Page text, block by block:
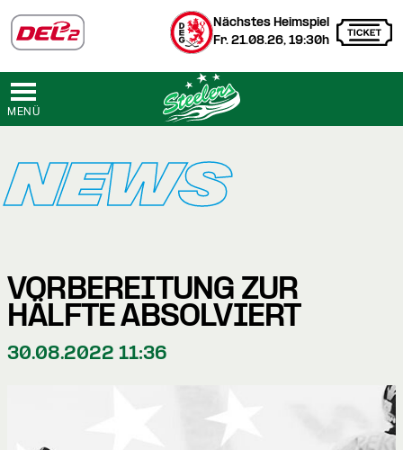
Nächstes Heimspiel
Fr. 21.08.26, 19:30h
MENÜ
NEWS
VORBEREITUNG ZUR
HÄLFTE ABSOLVIERT
30.08.2022 11:36